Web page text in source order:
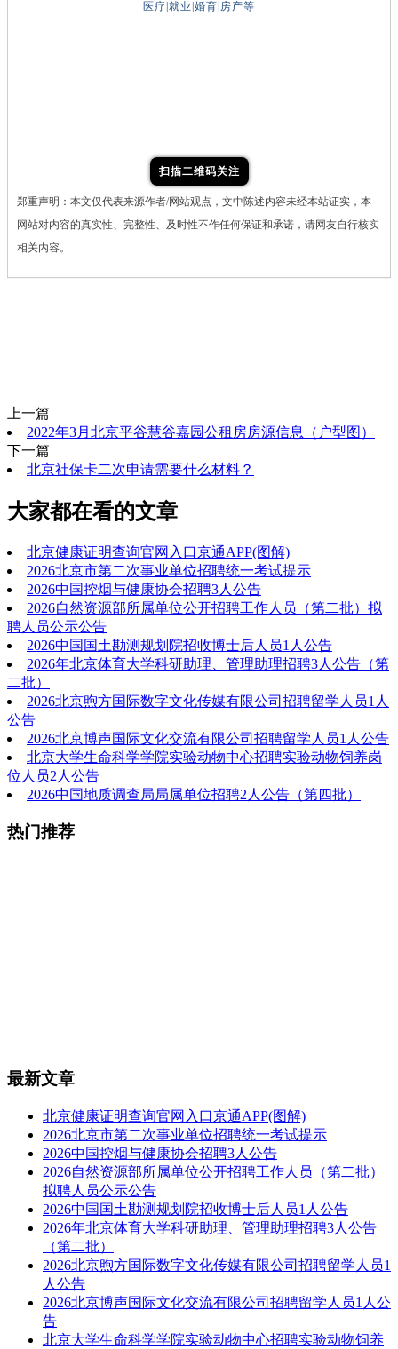
医疗|就业|婚育|房产等
扫描二维码关注
郑重声明：本文仅代表来源作者/网站观点，文中陈述内容未经本站证实，本
网站对内容的真实性、完整性、及时性不作任何保证和承诺，请网友自行核实
相关内容。
上一篇
2022年3月北京平谷慧谷嘉园公租房房源信息（户型图）
下一篇
北京社保卡二次申请需要什么材料？
大家都在看的文章
北京健康证明查询官网入口京通APP(图解)
2026北京市第二次事业单位招聘统一考试提示
2026中国控烟与健康协会招聘3人公告
2026自然资源部所属单位公开招聘工作人员（第二批）拟
聘人员公示公告
2026中国国土勘测规划院招收博士后人员1人公告
2026年北京体育大学科研助理、管理助理招聘3人公告（第
二批）
2026北京煦方国际数字文化传媒有限公司招聘留学人员1人
公告
2026北京博声国际文化交流有限公司招聘留学人员1人公告
北京大学生命科学学院实验动物中心招聘实验动物饲养岗
位人员2人公告
2026中国地质调查局局属单位招聘2人公告（第四批）
热门推荐
最新文章
北京健康证明查询官网入口京通APP(图解)
2026北京市第二次事业单位招聘统一考试提示
2026中国控烟与健康协会招聘3人公告
2026自然资源部所属单位公开招聘工作人员（第二批）
拟聘人员公示公告
2026中国国土勘测规划院招收博士后人员1人公告
2026年北京体育大学科研助理、管理助理招聘3人公告
（第二批）
2026北京煦方国际数字文化传媒有限公司招聘留学人员1
人公告
2026北京博声国际文化交流有限公司招聘留学人员1人公
告
北京大学生命科学学院实验动物中心招聘实验动物饲养